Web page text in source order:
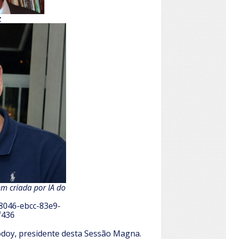
criada por IA do
ebcc-83e9-
presidente desta Sessão Magna.